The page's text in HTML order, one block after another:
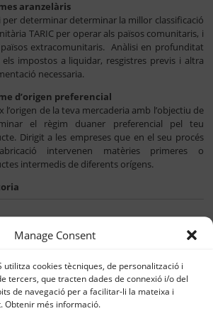
Manage Consent
utilitza cookies tècniques, de personalització i
tercers, que tracten dades de connexió i/o del
de navegació per a facilitar-li la mateixa i
Obtenir més informació.
aranzelàris
per determinar determinar la millor classificació
TARIC per operar als països comunitaris, i
extracomunitaris. Anàlisi en profunditat
els impostos a liquidar, resgistres previs i altra
necessaria.
d’origen preferencial
l’origen de la teva mercaderia amb l’objectiu de
el règim duaner preferencial pel teu
Dirigit a les empreses que en el seu procés
intervenen matèries primeres o
intermedis de diferents orígens.